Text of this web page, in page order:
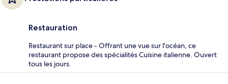
Restauration
Restaurant sur place - Offrant une vue sur l'océan, ce
restaurant propose des spécialités Cuisine italienne. Ouvert
tous les jours.